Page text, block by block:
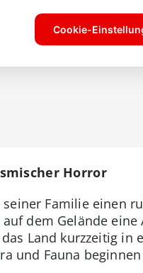
Horror
Familie einen
dem Gelände eine
Land kurzzeitig in
und Fauna